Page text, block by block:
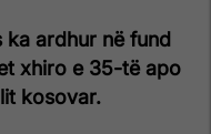
ka ardhur në fund
xhiro e 35-të apo
kosovar.